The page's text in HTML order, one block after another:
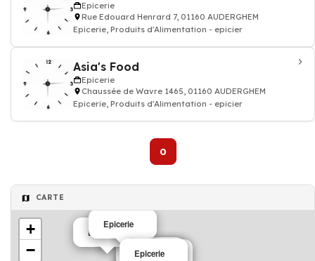
Epicerie
Rue Edouard Henrard 7, 01160 AUDERGHEM
Epicerie, Produits d'Alimentation - epicier
Asia's Food
Epicerie
Chaussée de Wavre 1465, 01160 AUDERGHEM
Epicerie, Produits d'Alimentation - epicier
0
CARTE
Epicerie
Epicerie
Epicerie
Epicerie
Epicerie
+
−